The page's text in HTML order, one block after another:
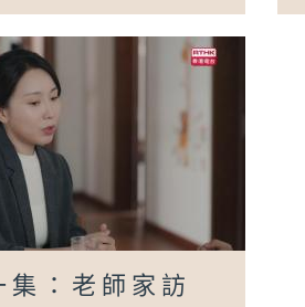
集：老師家訪